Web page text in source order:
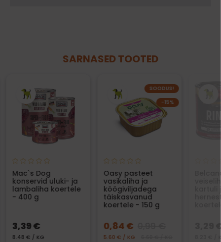
SARNASED TOOTED
Mac`s Dog
konservid uluki- ja
lambaliha koertele
- 400 g
3,39 €
8.48 € / KG
SOODUS!
−15%
Oasy pasteet
vasikaliha ja
köögiviljadega
täiskasvanud
koertele - 150 g
0,84 €
5.60 € / KG
3,29
8.23 € /